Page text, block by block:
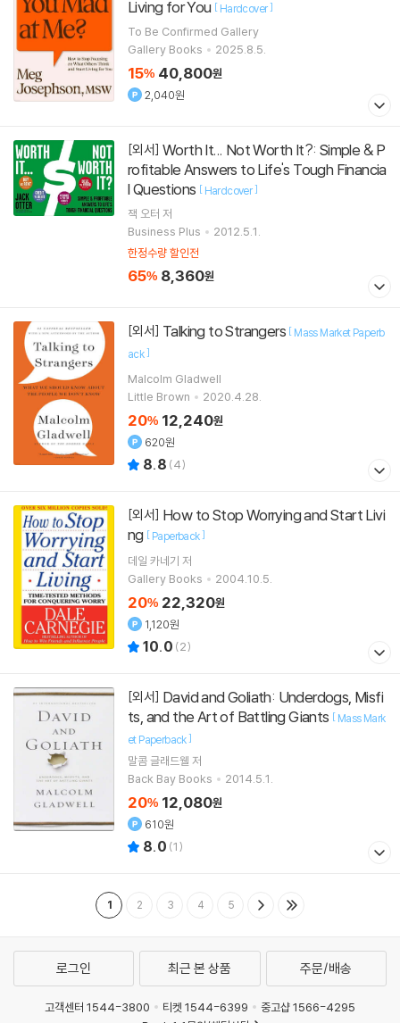
Living for You [ Hardcover]
To Be Confirmed Gallery
Gallery Books
2025.8.5.
15% 40,800원
2,040원
[외서]
rofitable Answers to Life's Tough Financia
l Questions [ Hardcover]
잭 오터 저
Business Plus
2012.5.1.
한정수량 할인전
65% 8,360원
[외서] Talking to Strangers [ Mass Market Paperb
ack]
Malcolm Gladwell
Little Brown
2020.4.28.
20% 12,240원
620원
8.8 (4)
[외서]
ng [ Paperback]
데일 카네기 저
Gallery Books
2004.10.5.
20% 22,320원
1,120원
10.0 (2)
[외서]
ts, and the Art of Battling Giants [ Mass Mark
et Paperback]
말콤 글래드웰 저
Back Bay Books
2014.5.1.
20% 12,080원
610원
8.0 (1)
1 2 3 4 5
로그인 최근 본 상품 주문/배송
고객센터 1544-3800 티켓 1544-6399
중고샵 1566-4295